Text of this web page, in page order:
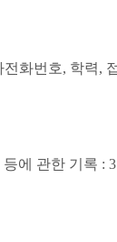
화번호, 학력,
에 관한 기록 :